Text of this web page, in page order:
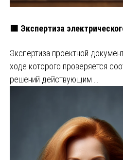
🟥 Экспертиза
Экспертиза проектной
ходе которого проверяется
решений действующим …